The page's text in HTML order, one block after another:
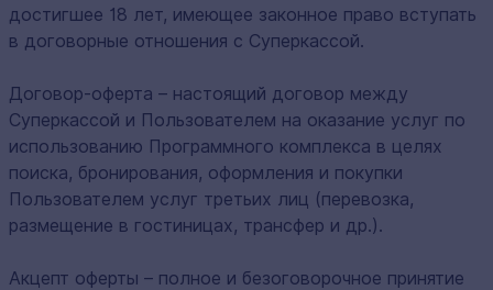
достигшее 18 лет, имеющее законное право вступать
в договорные отношения с Суперкассой.
Договор-оферта – настоящий договор между
Суперкассой и Пользователем на оказание услуг по
использованию Программного комплекса в целях
поиска, бронирования, оформления и покупки
Пользователем услуг третьих лиц (перевозка,
размещение в гостиницах, трансфер и др.).
Акцепт оферты – полное и безоговорочное принятие